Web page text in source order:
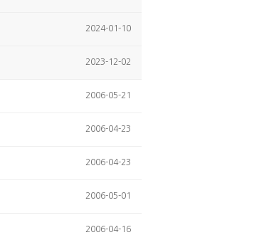
2024-01-10
2023-12-02
2006-05-21
2006-04-23
2006-04-23
2006-05-01
2006-04-16